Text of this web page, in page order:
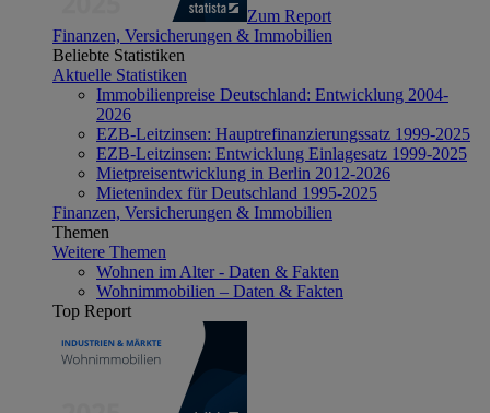
Zum Report
Finanzen, Versicherungen & Immobilien
Beliebte Statistiken
Aktuelle Statistiken
Immobilienpreise Deutschland: Entwicklung 2004-
2026
EZB-Leitzinsen: Hauptrefinanzierungssatz 1999-2025
EZB-Leitzinsen: Entwicklung Einlagesatz 1999-2025
Mietpreisentwicklung in Berlin 2012-2026
Mietenindex für Deutschland 1995-2025
Finanzen, Versicherungen & Immobilien
Themen
Weitere Themen
Wohnen im Alter - Daten & Fakten
Wohnimmobilien – Daten & Fakten
Top Report